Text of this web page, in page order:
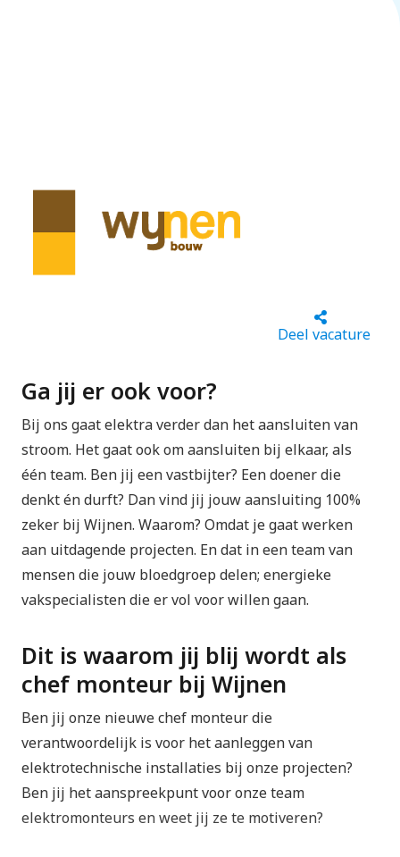
Deel vacature
Ga jij er ook voor?
Bij ons gaat elektra verder dan het aansluiten van
stroom. Het gaat ook om aansluiten bij elkaar, als
één team. Ben jij een vastbijter? Een doener die
denkt én durft? Dan vind jij jouw aansluiting 100%
zeker bij Wijnen. Waarom? Omdat je gaat werken
aan uitdagende projecten. En dat in een team van
mensen die jouw bloedgroep delen; energieke
vakspecialisten die er vol voor willen gaan.
​​Dit is waarom jij blij wordt als
chef monteur bij Wijnen
Ben jij onze nieuwe chef monteur die
verantwoordelijk is voor het aanleggen van
elektrotechnische installaties bij onze projecten?
Ben jij het aanspreekpunt voor onze team
elektromonteurs en weet jij ze te motiveren?